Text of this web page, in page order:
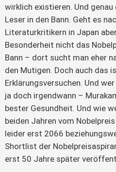
wirklich existieren. Und
Leser in den Bann. Geht es
Literaturkritikern in Japan
Besonderheit nicht das
Bann – dort sucht man eher
den Mutigen. Doch auch das
Erklärungsversuchen. Und
ja doch irgendwann –
bester Gesundheit. Und wie
beiden Jahren vom
leider erst 2066
Shortlist der
erst 50 Jahre später